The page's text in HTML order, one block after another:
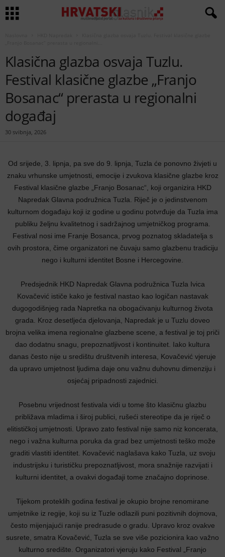
Klasična glazba osvaja Tuzlu.
Festival klasične glazbe „Franjo
Bosanac“ prerasta u regionalni
događaj
30 svibnja, 2026
Od srijede, 3. lipnja, pa sve do 9. lipnja, Tuzla će ponovno živjeti u
znaku vrhunske umjetnosti, emocije i zvukova klasične glazbe kroz
Festival klasične glazbe „Franjo Bosanac“, koji organizira HKD
Napredak Glavna podružnica Tuzla. Riječ je o jedinstvenom
kulturnom događaju koji iz godine u godinu potvrđuje da Tuzla ima
publiku željnu kvalitetnog i sadržajnog umjetničkog programa.
Festival nosi ime Franje Bosanca, prvog poznatog skladatelja s
ovih prostora, čime organizatori ne čuvaju samo glazbenu tradiciju
nego i kulturni identitet Bosne i Hercegovine.
Predsjednik HKD Napredak Glavna podružnica Tuzla Ivica
Kovačević ističe kako je festival nastao kao logičan nastavak
dugogodišnjeg rada Napretka na obogaćivanju kulturnog života
grada. Kroz desetljeća djelovanja, Napredak je u Tuzlu doveo
brojna velika imena regionalne glazbene scene, a festival je toj priči
dao dodatnu snagu, prepoznatljivost i kontinuitet. Iako kultura
danas često nije u središtu društvenih interesa, Kovačević vjeruje
da upravo umjetnost ljudima daje onu važnu duhovnu dimenziju i
osjećaj pripadnosti zajednici.
Posebnu vrijednost festivala vidi u tome što klasičnu glazbu
približava mladima i široj publici, rušeći stereotipe da je riječ o
elitističkoj umjetnosti. Upravo zato festival nije samo niz koncerata,
nego i važna kulturna poruka da grad bez umjetnosti teško može
graditi vlastiti identitet. Kovačević naglašava kako Tuzla, uz svoju
industrijsku i turističku prepoznatljivost, mora snažnije razvijati i
kulturni identitet, a ovakvi događaji tome značajno doprinose.
Tijekom proteklih godina festival je okupio brojne renomirane
umjetnike iz regije, koji su iz Tuzle odlazili puni pozitivnih dojmova,
često mijenjajući ranije predrasude o gradu. Upravo kroz ovakve
susrete, smatra Kovačević, Tuzla se sve više pozicionira kao važno
kulturno središte. Organizatori vjeruju kako Festival „Franjo